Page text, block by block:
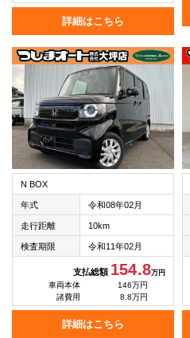
詳細はこちら
N BOX
年式 令和08年02月
走行距離 10km
検査期限 令和11年02月
支払総額 154.8万円
車両本体
146万円
諸費用
8.8万円
詳細はこちら